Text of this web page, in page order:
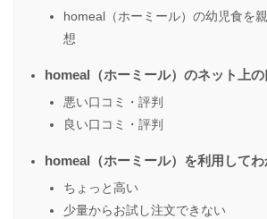
homeal（ホーミール）の幼児食を
想
homeal（ホーミール）のネット上の
悪い口コミ・評判
良い口コミ・評判
homeal（ホーミール）を利用して
ちょっと高い
少量からお試し注文できない